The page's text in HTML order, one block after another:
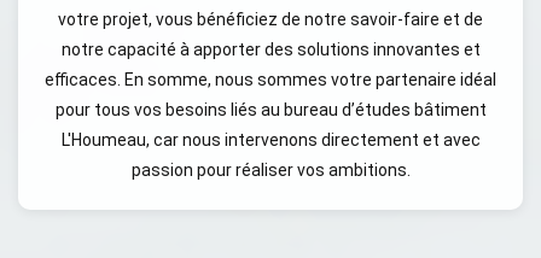
votre projet, vous bénéficiez de notre savoir-faire et de
notre capacité à apporter des solutions innovantes et
efficaces. En somme, nous sommes votre partenaire idéal
pour tous vos besoins liés au bureau d’études bâtiment
L'Houmeau, car nous intervenons directement et avec
passion pour réaliser vos ambitions.